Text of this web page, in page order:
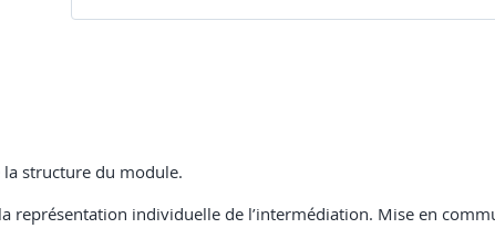
la structure du module.
représentation individuelle de l’intermédiation. Mise en